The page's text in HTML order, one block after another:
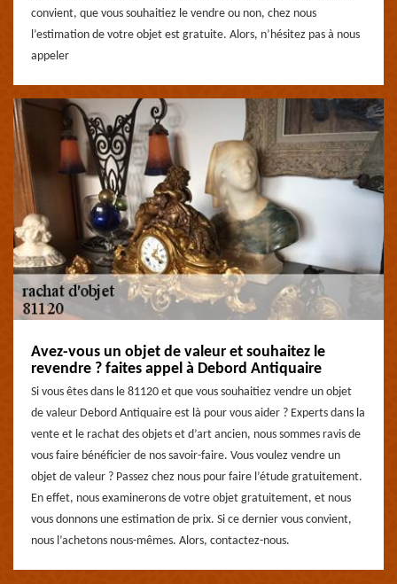
convient, que vous souhaitiez le vendre ou non, chez nous
l’estimation de votre objet est gratuite. Alors, n’hésitez pas à nous
appeler
Avez-vous un objet de valeur et souhaitez le
revendre ? faites appel à Debord Antiquaire
Si vous êtes dans le 81120 et que vous souhaitiez vendre un objet
de valeur Debord Antiquaire est là pour vous aider ? Experts dans la
vente et le rachat des objets et d’art ancien, nous sommes ravis de
vous faire bénéficier de nos savoir-faire. Vous voulez vendre un
objet de valeur ? Passez chez nous pour faire l’étude gratuitement.
En effet, nous examinerons de votre objet gratuitement, et nous
vous donnons une estimation de prix. Si ce dernier vous convient,
nous l’achetons nous-mêmes. Alors, contactez-nous.